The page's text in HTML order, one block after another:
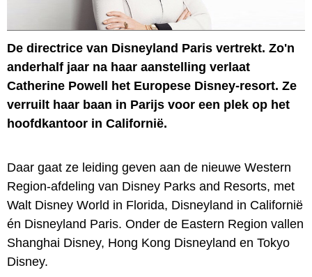
De directrice van Disneyland Paris vertrekt. Zo'n
anderhalf jaar na haar aanstelling verlaat
Catherine Powell het Europese Disney-resort. Ze
verruilt haar baan in Parijs voor een plek op het
hoofdkantoor in Californië.
Daar gaat ze leiding geven aan de nieuwe Western
Region-afdeling van Disney Parks and Resorts, met
Walt Disney World in Florida, Disneyland in Californië
én Disneyland Paris. Onder de Eastern Region vallen
Shanghai Disney, Hong Kong Disneyland en Tokyo
Disney.